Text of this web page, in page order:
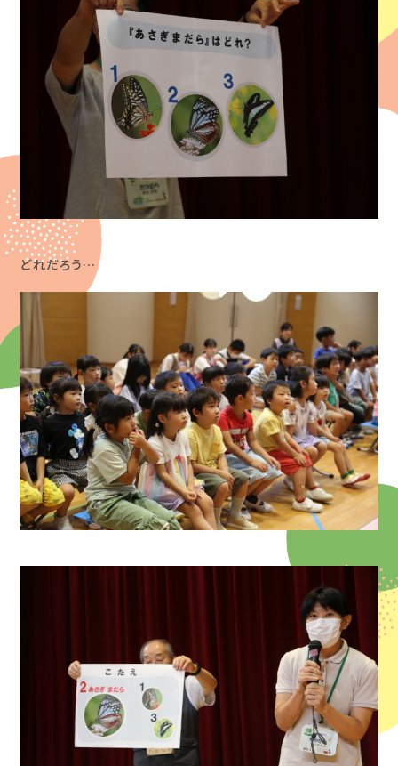
どれだろう…